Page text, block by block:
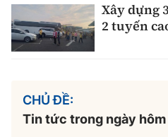
Xây dựng
2 tuyến
CHỦ ĐỀ:
Tin tức trong ngày hôm